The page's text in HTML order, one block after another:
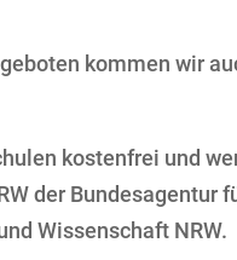
kommen wir
kostenfrei und
der Bundesagentur
Wissenschaft NRW.